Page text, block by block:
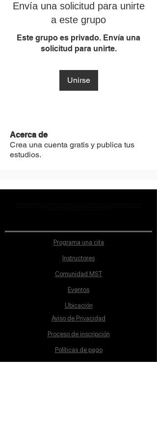
Envía una solicitud para unirte
a este grupo
Este grupo es privado. Envía una
solicitud para unirte.
Unirse
Acerca de
Crea una cuenta gratis y publica tus
estudios.
Programa una cita
Instructores
Comunidad MST
Eventos
Ubicación
Aviso de Privacidad
Proceso de inscripción
Políticas de pago